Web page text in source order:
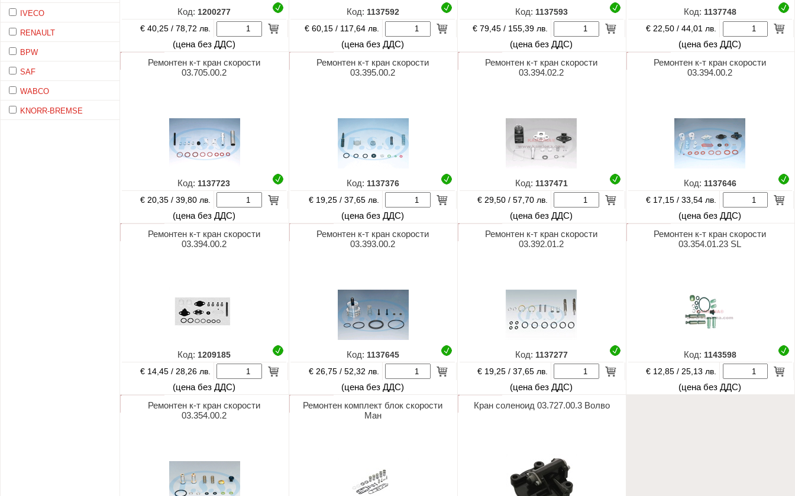
IVECO
RENAULT
BPW
SAF
WABCO
KNORR-BREMSE
Код: 1200277
€ 40,25 / 78,72 лв.
(цена без ДДС)
Код: 1137592
€ 60,15 / 117,64 лв.
(цена без ДДС)
Код: 1137593
€ 79,45 / 155,39 лв.
(цена без ДДС)
Код: 1137748
€ 22,50 /44,01 лв.
(цена без ДДС)
Ремонтен к-т кран скорости
03.705.00.2
Код: 1137723
€ 20,35 / 39,80 лв.
(цена без ДДС)
Ремонтен к-т кран скорости
03.395.00.2
Код: 1137376
€ 19,25 /37,65 лв.
(цена без ДДС)
Ремонтен к-т кран скорости
03.394.02.2
Код: 1137471
€ 29,50 /57,70 лв.
(цена без ДДС)
Ремонтен к-т кран скорости
03.394.00.2
Код: 1137646
€ 17,15 /33,54 лв.
(цена без ДДС)
Ремонтен к-т кран скорости
03.394.00.2
Код: 1209185
€ 14,45 / 28,26 лв.
(цена без ДДС)
Ремонтен к-т кран скорости
03.393.00.2
Код: 1137645
€ 26,75 /52,32 лв.
(цена без ДДС)
Ремонтен к-т кран скорости
03.392.01.2
Код: 1137277
€ 19,25 /37,65 лв.
(цена без ДДС)
Ремонтен к-т кран скорости
03.354.01.23 SL
Код: 1143598
€ 12,85 / 25,13 лв.
(цена без ДДС)
Ремонтен к-т кран скорости
03.354.00.2
Ремонтен комплект блок скорости
Ман
Кран соленоид 03.727.00.3 Волво